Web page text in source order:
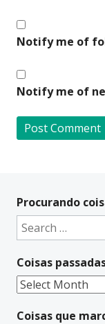
Notify me of
Notify me of
t
e
a
t
i
v
Procurando
Search
for:
Coisas
Coisas
Coisas que